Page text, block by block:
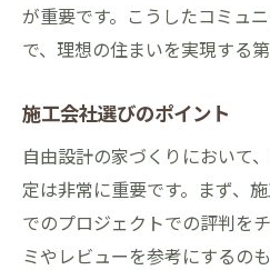
が重要です。こうしたコミュ
で、理想の住まいを実現する第
施工会社選びのポイント
自由設計の家づくりにおいて
定は非常に重要です。まず、
でのプロジェクトでの評判を
ミやレビューを参考にするの